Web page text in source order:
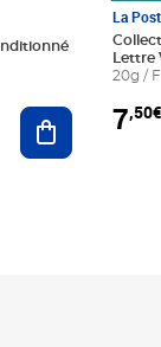
Ajouter au
La
Lettre
20g /
7,50€